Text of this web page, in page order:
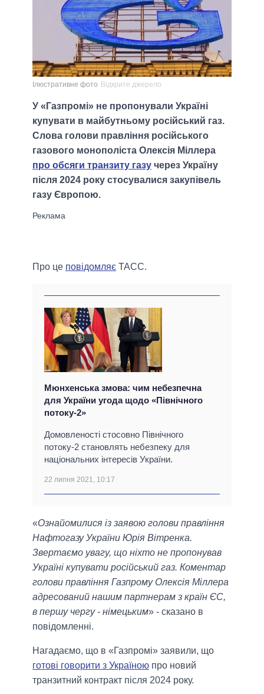
Ілюстративне фото Відкрите джерело
У «Газпромі» не пропонували Україні
купувати в майбутньому російський газ.
Слова голови правління російського
газового монополіста Олексія Міллера
про обсяги транзиту газу через Україну
після 2024 року стосувалися закупівель
газу Європою.
Про це повідомляє ТАСС.
Мюнхенська змова: чим небезпечна
для України угода щодо «Північного
потоку-2»
Домовленості стосовно Північного
потоку-2 становлять небезпеку для
національних інтересів України.
22 липня 2021, 10:17
«Ознайомилися із заявою голови правління
Нафтогазу України Юрія Вітренка.
Звертаємо увагу, що ніхто не пропонував
Україні купувати російський газ. Коментар
голови правління Газпрому Олексія Міллера
адресований нашим партнерам з країн ЄС,
в першу чергу - німецьким» - сказано в
повідомленні.
Нагадаємо, що в «Газпромі» заявили, що
готові говорити з Україною про новий
транзитний контракт після 2024 року.